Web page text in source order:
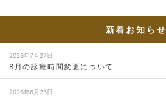
新着お知らせ
2026年7月27日
8月の診療時間変更について
2026年6月25日